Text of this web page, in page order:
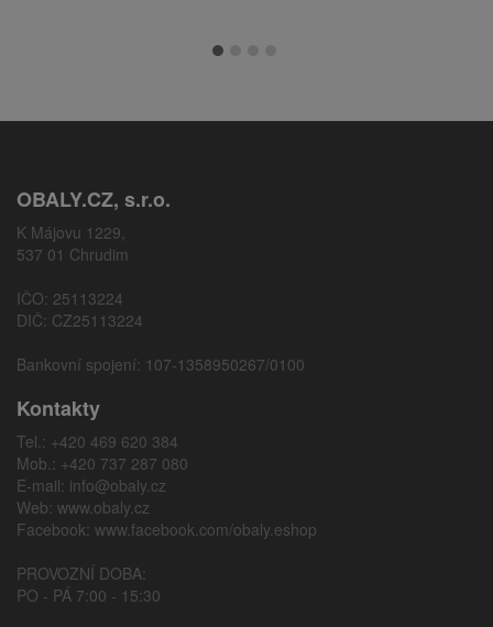
OBALY.CZ, s.r.o.
K Májovu 1229,
537 01 Chrudim
IČO: 25113224
DIČ: CZ25113224
Bankovní spojení: 107-1358950267/0100
Kontakty
Tel.: +420 469 620 384
Mob.: +420 737 287 080
E-mail: info@obaly.cz
Web: www.obaly.cz
Facebook: www.facebook.com/obaly.eshop
PROVOZNÍ DOBA:
PO - PÁ 7:00 - 15:30